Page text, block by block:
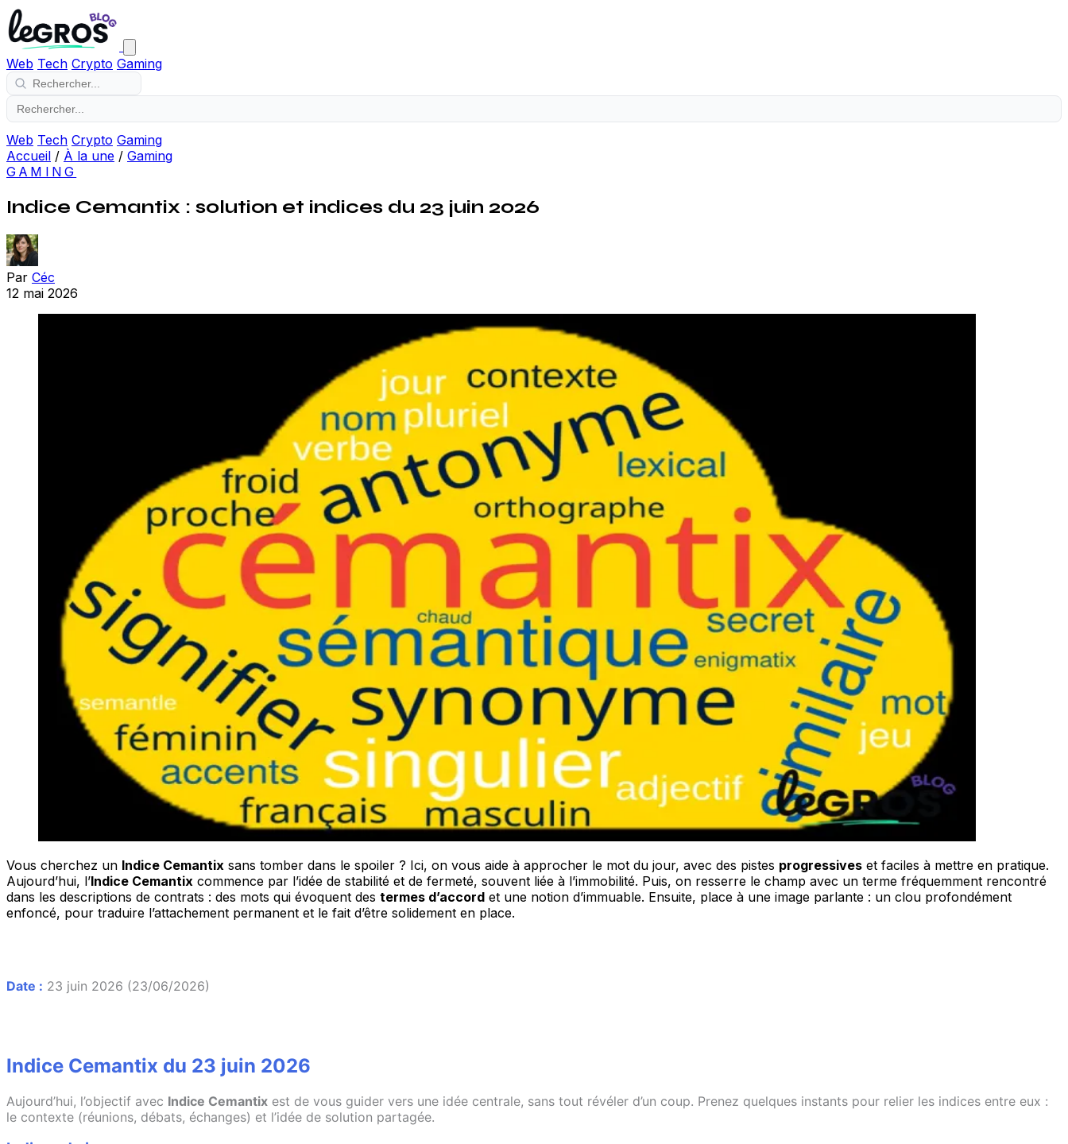
Web Tech Crypto Gaming
Web Tech Crypto Gaming
Accueil / À la une / Gaming
GAMING
Indice Cemantix : solution et indices du 23 juin 2026
Par Céc
12 mai 2026
Vous cherchez un Indice Cemantix sans tomber dans le spoiler ? Ici, on vous aide à approcher le mot du jour, avec des pistes progressives et faciles à mettre en pratique.
Aujourd’hui, l’Indice Cemantix commence par l’idée de stabilité et de fermeté, souvent liée à l’immobilité. Puis, on resserre le champ avec un terme fréquemment rencontré
dans les descriptions de contrats : des mots qui évoquent des termes d’accord et une notion d’immuable. Ensuite, place à une image parlante : un clou profondément
enfoncé, pour traduire l’attachement permanent et le fait d’être solidement en place.
Date : 23 juin 2026 (23/06/2026)
Indice Cemantix du 23 juin 2026
Aujourd’hui, l’objectif avec Indice Cemantix est de vous guider vers une idée centrale, sans tout révéler d’un coup. Prenez quelques instants pour relier les indices entre eux :
le contexte (réunions, débats, échanges) et l’idée de solution partagée.